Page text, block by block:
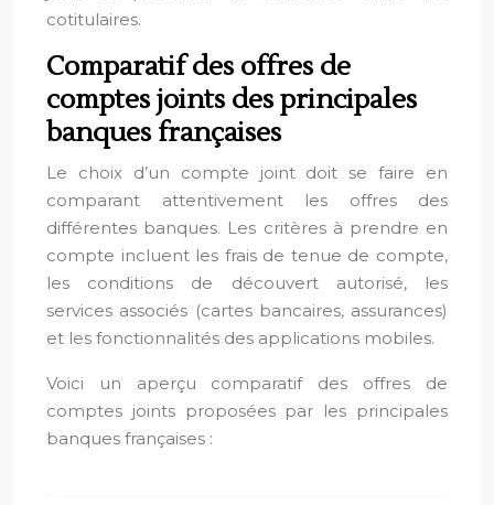
cotitulaires.
Comparatif des offres de
comptes joints des principales
banques françaises
Le choix d’un compte joint doit se faire en
comparant attentivement les offres des
différentes banques. Les critères à prendre en
compte incluent les frais de tenue de compte,
les conditions de découvert autorisé, les
services associés (cartes bancaires, assurances)
et les fonctionnalités des applications mobiles.
Voici un aperçu comparatif des offres de
comptes joints proposées par les principales
banques françaises :